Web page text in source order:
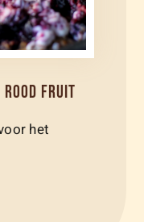
FRUIT
het